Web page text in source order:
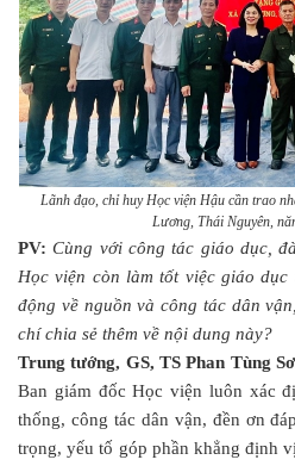
Lãnh đạo, chỉ huy Học viện Hậu cần trao
Lương, Thái Nguyên,
PV: Cùng với công tác giáo dục,
Học viện còn làm tốt việc giáo
động về nguồn và công tác dân
chí chia sẻ thêm về nội dung này?
Trung tướng, GS, TS Phan Tùng
Ban giám đốc Học viện luôn xác
thống, công tác dân vận, đền ơn
trọng, yếu tố góp phần khẳng định